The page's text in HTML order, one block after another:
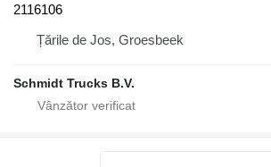
2116106
Țările de Jos, Groesbeek
Schmidt Trucks B.V.